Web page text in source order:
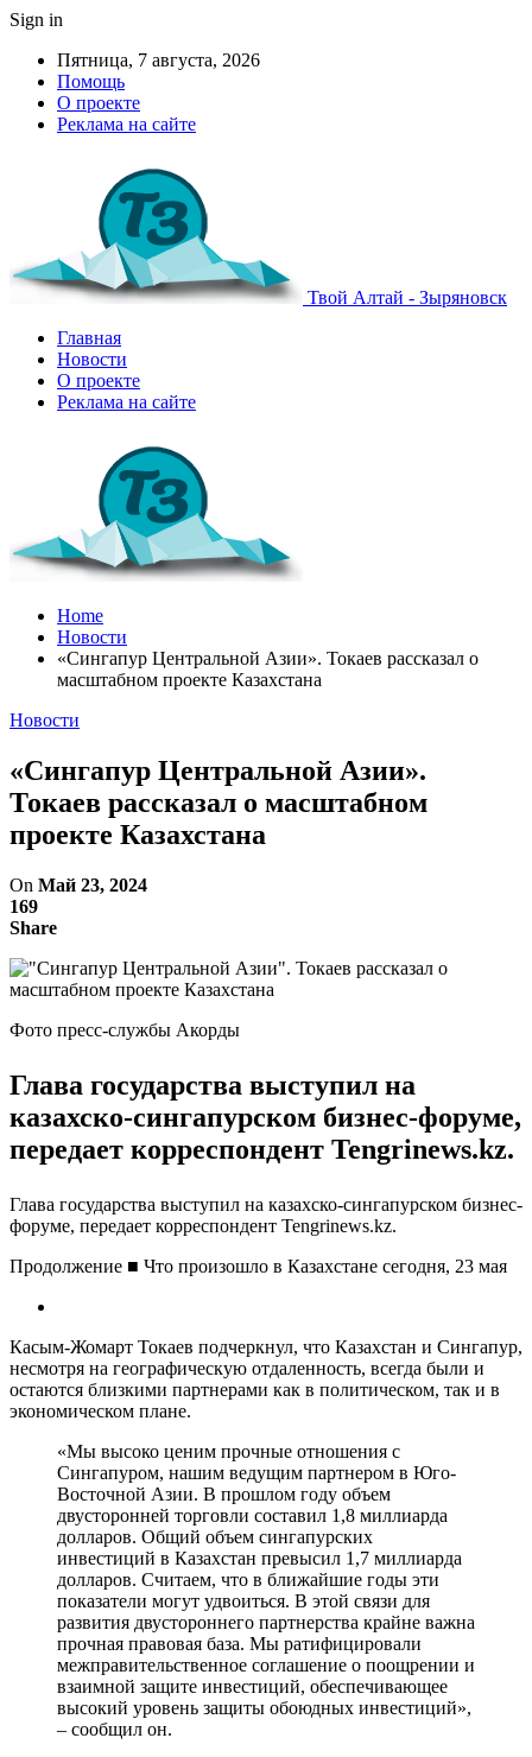
Sign in
Пятница, 7 августа, 2026
Помощь
О проекте
Реклама на сайте
Твой Алтай - Зыряновск
Главная
Новости
О проекте
Реклама на сайте
Home
Новости
«Сингапур Центральной Азии». Токаев рассказал о
масштабном проекте Казахстана
Новости
«Сингапур Центральной Азии».
Токаев рассказал о масштабном
проекте Казахстана
On Май 23, 2024
169
Share
Фото пресс-службы Акорды
Глава государства выступил на
казахско-сингапурском бизнес-форуме,
передает корреспондент Tengrinews.kz.
Глава государства выступил на казахско-сингапурском бизнес-
форуме, передает корреспондент Tengrinews.kz.
Продолжение ■ Что произошло в Казахстане сегодня, 23 мая
Касым-Жомарт Токаев подчеркнул, что Казахстан и Сингапур,
несмотря на географическую отдаленность, всегда были и
остаются близкими партнерами как в политическом, так и в
экономическом плане.
«Мы высоко ценим прочные отношения с
Сингапуром, нашим ведущим партнером в Юго-
Восточной Азии. В прошлом году объем
двусторонней торговли составил 1,8 миллиарда
долларов. Общий объем сингапурских
инвестиций в Казахстан превысил 1,7 миллиарда
долларов. Считаем, что в ближайшие годы эти
показатели могут удвоиться. В этой связи для
развития двустороннего партнерства крайне важна
прочная правовая база. Мы ратифицировали
межправительственное соглашение о поощрении и
взаимной защите инвестиций, обеспечивающее
высокий уровень защиты обоюдных инвестиций»,
– сообщил он.